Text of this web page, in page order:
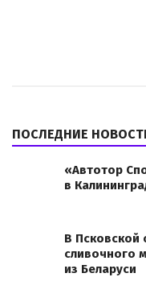
ПОСЛЕДНИЕ
«Автотор
в
В Псковской
сливочного
из Беларуси